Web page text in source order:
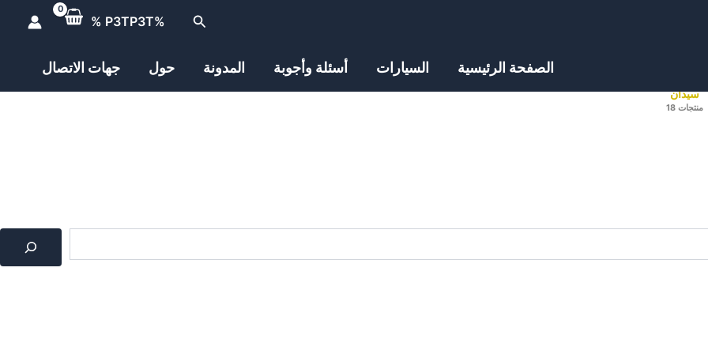
البحث %P3TP3T %
الصفحة الرئيسية السيارات أسئلة وأجوبة المدونة حول جهات الاتصال
سيدان
منتجات 18